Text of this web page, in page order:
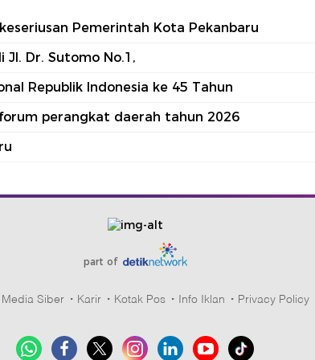
Pemerintah Kota Pekanbaru
Dr. Sutomo No.1,
Republik Indonesia ke 45 Tahun
perangkat daerah tahun 2026
part of
Siber Karir Kotak Pos Info Iklan Privacy Policy